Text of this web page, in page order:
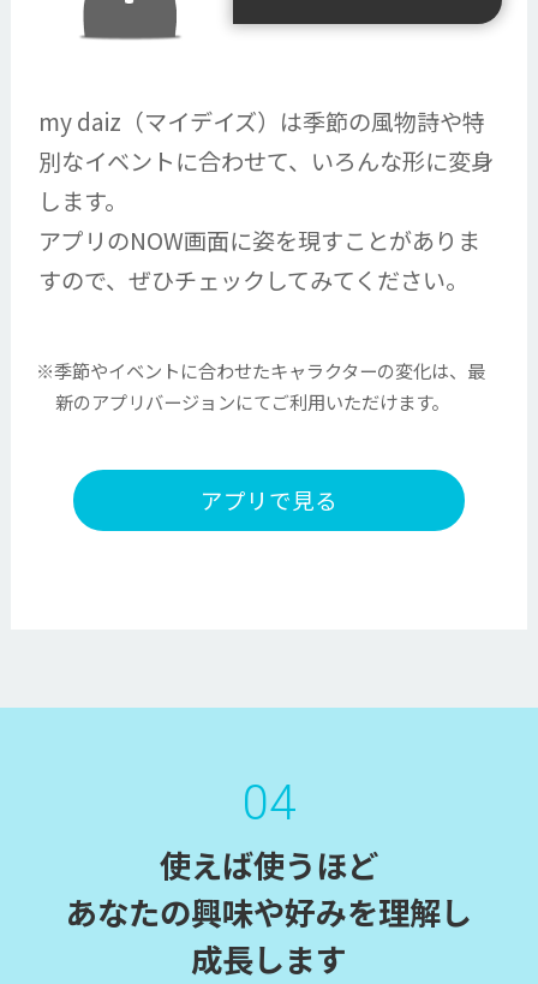
my daiz（マイデイズ）は季節の風物詩や特
別なイベントに合わせて、いろんな形に変身
します。
アプリのNOW画面に姿を現すことがありま
すので、ぜひチェックしてみてください。
※季節やイベントに合わせたキャラクターの変化は、最
新のアプリバージョンにてご利用いただけます。
アプリで見る
04
使えば使うほど
あなたの興味や好みを理解し
成長します